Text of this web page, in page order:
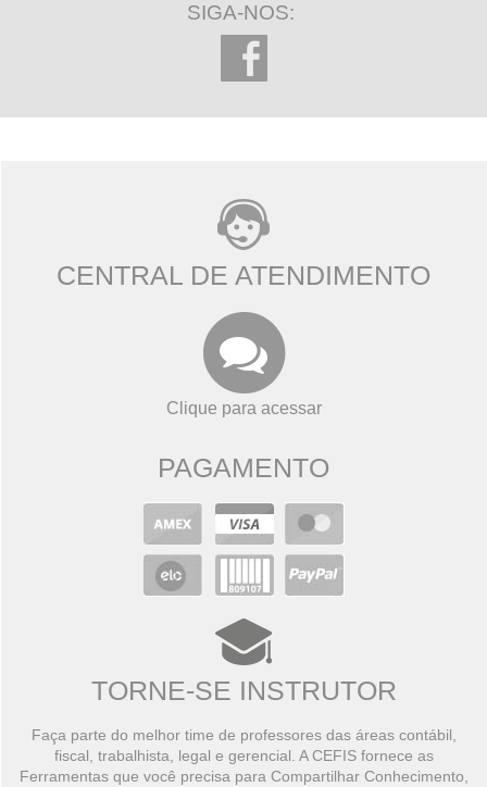
SIGA-NOS:
CENTRAL DE ATENDIMENTO
Clique para acessar
PAGAMENTO
TORNE-SE INSTRUTOR
Faça parte do melhor time de professores das áreas contábil,
fiscal, trabalhista, legal e gerencial. A CEFIS fornece as
Ferramentas que você precisa para Compartilhar Conhecimento,